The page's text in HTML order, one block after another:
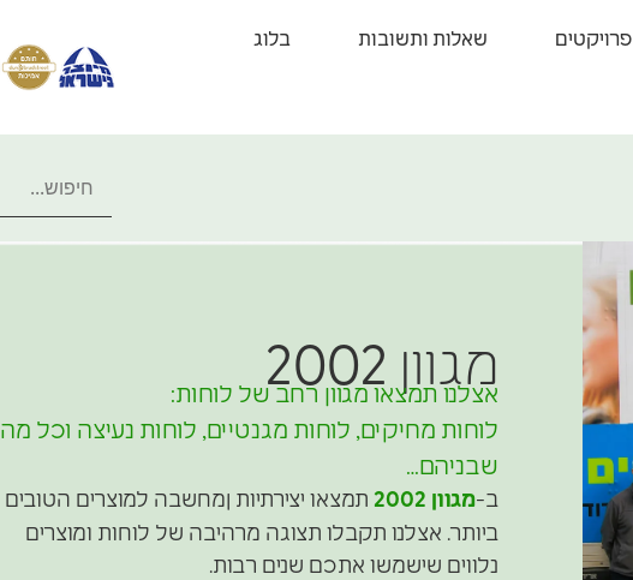
פרויקטים שאלות ותשובות בלוג
מגוון
אצלנו תמצאו מגוון רחב של לוחות:
לוחות מחיקים, לוחות מגנטיים, לוחות נעיצה וכל מה
שבניהם…
ב-מגוון 2002
תמצאו יצירתיות ןמחשבה למוצרים הטובים
ביותר. אצלנו תקבלו תצוגה מרהיבה של לוחות ומוצרים
נלווים שישמשו אתכם שנים רבות.